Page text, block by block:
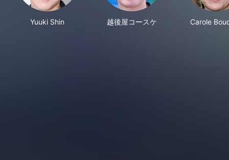
Yuuki Shin 越後屋コースケ Carole